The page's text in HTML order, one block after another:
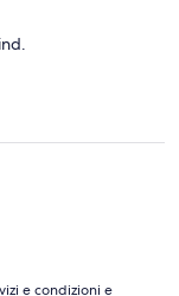
e condizioni e